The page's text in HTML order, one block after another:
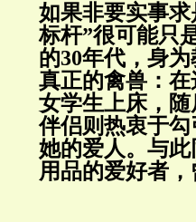
如果非要实事
标杆”很可能只
的30年代，身
真正的禽兽：
女学生上床，
伴侣则热衷于
她的爱人。与
用品的爱好者